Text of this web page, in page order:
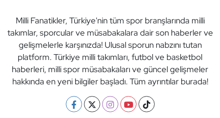
Milli Fanatikler, Türkiye'nin tüm spor branşlarında milli
takımlar, sporcular ve müsabakalara dair son haberler ve
gelişmelerle karşınızda! Ulusal sporun nabzını tutan
platform. Türkiye milli takımları, futbol ve basketbol
haberleri, milli spor müsabakaları ve güncel gelişmeler
hakkında en yeni bilgiler başladı. Tüm ayrıntılar burada!